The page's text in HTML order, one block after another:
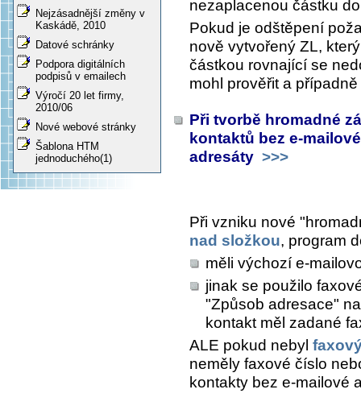
Nejzásadnější změny v
Kaskádě, 2010
Datové schránky
Podpora digitálních
podpisů v emailech
Výročí 20 let firmy,
2010/06
Nové webové stránky
Šablona HTM
jednoduchého(1)
nezaplacenou částku
Pokud je odštěpení
nově vytvořený ZL,
částkou rovnající se
mohl prověřit a
Při tvorbě hromadné
kontaktů bez e-
adresáty >>>
Při vzniku nové
nad složkou, program
měli výchozí e-
jinak se použilo
"Způsob adresace"
kontakt měl zadané
ALE pokud nebyl
neměly faxové číslo
kontakty bez e-mailové